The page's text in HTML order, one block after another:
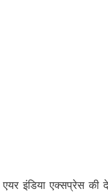
इंडिया एक्सप्रेस की